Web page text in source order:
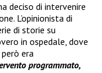
deciso di intervenire
L’opinionista di
di storie su
in ospedale, dove
era
programmato,